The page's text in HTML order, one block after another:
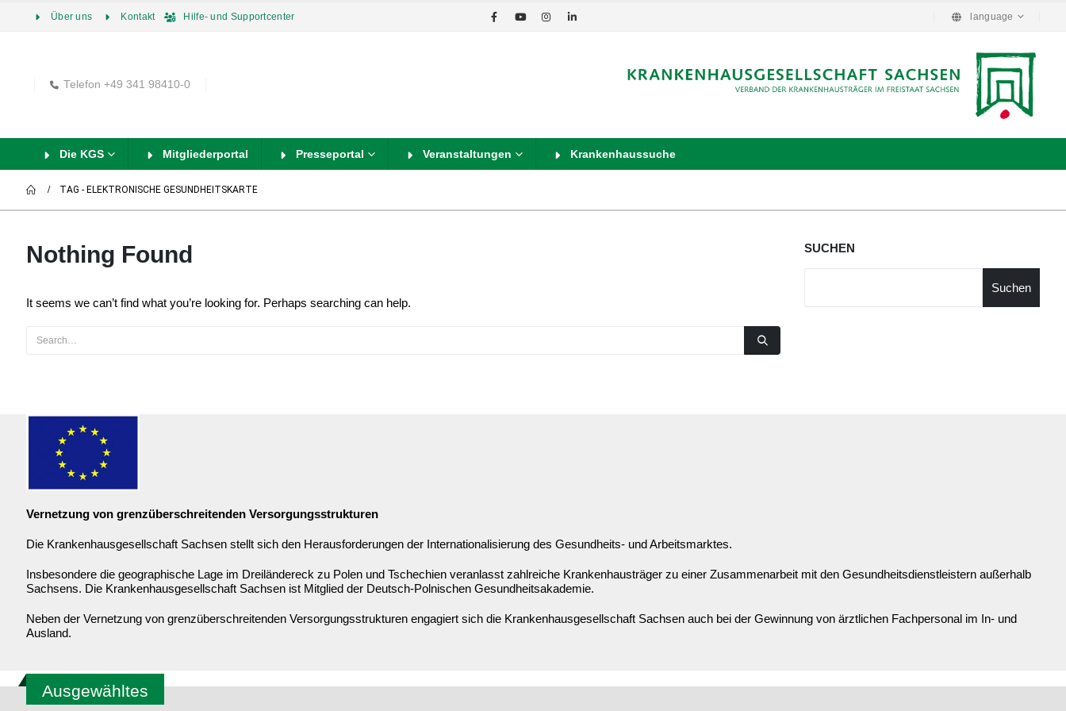
Über uns Kontakt Hilfe- und Supportcenter language
Telefon +49 341 98410-0
Die KGS Mitgliederportal Presseportal Veranstaltungen Krankenhaussuche
TAG - ELEKTRONISCHE GESUNDHEITSKARTE
Nothing Found
It seems we can’t find what you’re looking for. Perhaps searching can help.
SUCHEN
Suchen
Vernetzung von grenzüberschreitenden Versorgungsstrukturen
Die Krankenhausgesellschaft Sachsen stellt sich den Herausforderungen der Internationalisierung des Gesundheits- und Arbeitsmarktes.
Insbesondere die geographische Lage im Dreiländereck zu Polen und Tschechien veranlasst zahlreiche Krankenhausträger zu einer Zusammenarbeit mit den Gesundheitsdienstleistern außerhalb
Sachsens. Die Krankenhausgesellschaft Sachsen ist Mitglied der Deutsch-Polnischen Gesundheitsakademie.
Neben der Vernetzung von grenzüberschreitenden Versorgungsstrukturen engagiert sich die Krankenhausgesellschaft Sachsen auch bei der Gewinnung von ärztlichen Fachpersonal im In- und
Ausland.
Ausgewähltes